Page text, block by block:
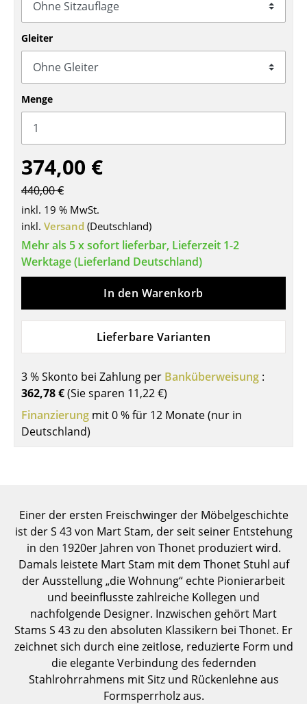
Beistelltische
Couchtische
Schreibtische
Sekretäre & PC-Tische
Konferenztische
Kindertische
Gartentische
Servierwagen
Einzelteile
Aufbewahren
Regale & Schränke
Bücherregale
Wandregale
Sideboards & Kommoden
Barmöbel
Garderoben
Kleinaufbewahrung
Einzelteile
... alle Aufbewahrungsmöbel
Hängeleuchten & Deckenleuchten
Gleiter
Menge
374,00 €
440,00 €
inkl. 19 % MwSt.
inkl. Versand (Deutschland)
Mehr als 5 x sofort lieferbar, Lieferzeit 1-2
Werktage (Lieferland Deutschland)
In den Warenkorb
Lieferbare Varianten
3 % Skonto bei Zahlung per Banküberweisung :
362,78 €(Sie sparen 11,22 €)
Finanzierung mit 0 % für 12 Monate (nur in
Deutschland)
Einer der ersten Freischwinger der Möbelgeschichte
ist der S 43 von Mart Stam, der seit seiner Entstehung
in den 1920er Jahren von Thonet produziert wird.
Damals leistete Mart Stam mit dem Thonet Stuhl auf
der Ausstellung „die Wohnung“ echte Pionierarbeit
und beeinflusste zahlreiche Kollegen und
nachfolgende Designer. Inzwischen gehört Mart
Stams S 43 zu den absoluten Klassikern bei Thonet. Er
zeichnet sich durch eine zeitlose, reduzierte Form und
die elegante Verbindung des federnden
Stahlrohrrahmens mit Sitz und Rückenlehne aus
Formsperrholz aus.